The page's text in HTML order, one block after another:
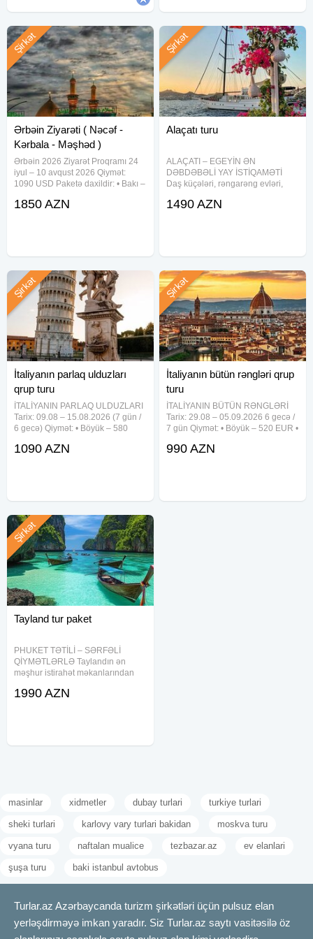
Ərbəin Ziyarəti ( Nəcəf -
Kərbala - Məşhəd )
Ərbəin 2026 Ziyarət Proqramı 24
iyul – 10 avqust 2026 Qiymət:
1090 USD Paketə daxildir: • Bakı –
quru nəqliyyatı • Nəcəf və
Şirkət
1850 AZN
Alaçatı turu
ALAÇATI – EGEYİN ƏN
DƏBDƏBƏLİ YAY İSTİQAMƏTİ
Daş küçələri, rəngarəng evləri,
özünəməxsus atmosferi ilə Alaçatı
Şirkət
1490 AZN
İtaliyanın parlaq ulduzları
qrup turu
İTALİYANIN PARLAQ ULDUZLARI
Tarix: 09.08 – 15.08.2026 (7 gün /
6 gecə) Qiymət: • Böyük – 580
Roma → Bolonya → Venesiya →
Şirkət
1090 AZN
İtaliyanın bütün rəngləri qrup
turu
İTALİYANIN BÜTÜN RƏNGLƏRİ
Tarix: 29.08 – 05.09.2026 6 gecə /
7 gün Qiymət: • Böyük – 520 EUR •
→ Florensiya → Piza → Milan →
Şirkət
990 AZN
Tayland tur paket
PHUKET TƏTİLİ – SƏRFƏLİ
QİYMƏTLƏRLƏ Taylandın ən
məşhur istirahət məkanlarından
fürsəti. Otellər və qiymətlər (1 nəfər
Şirkət
1990 AZN
masinlar xidmetler dubay turlari turkiye turlari
sheki turlari karlovy vary turlari bakidan moskva turu
vyana turu naftalan mualice tezbazar.az ev elanlari
şuşa turu baki istanbul avtobus
Turlar.az Azərbaycanda turizm şirkətləri üçün pulsuz elan
yerləşdirməyə imkan yaradır. Siz Turlar.az saytı vasitəsilə öz